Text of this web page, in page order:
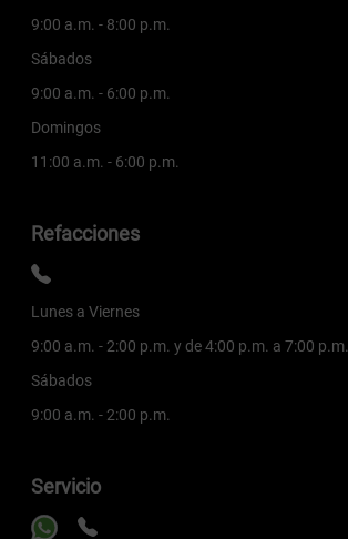
9:00 a.m. - 8:00 p.m.
Sábados
9:00 a.m. - 6:00 p.m.
Domingos
11:00 a.m. - 6:00 p.m.
Refacciones
Lunes a Viernes
9:00 a.m. - 2:00 p.m. y de 4:00 p.m. a 7:00 p.m.
Sábados
9:00 a.m. - 2:00 p.m.
Servicio